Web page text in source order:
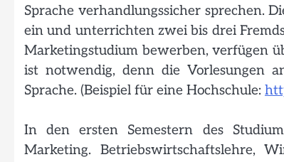
Sprache verhandlungssicher sprechen.
ein und unterrichten zwei bis drei
Marketingstudium bewerben, verfügen
ist notwendig, denn die Vorlesungen
Sprache. (Beispiel für eine Hochschule:
In den ersten Semestern des
Marketing. Betriebswirtschaftslehre,